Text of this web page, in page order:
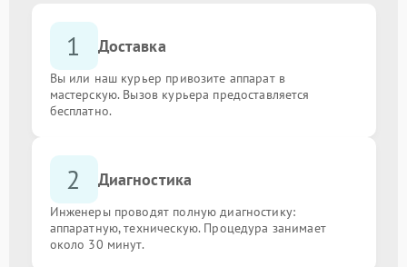
1 Доставка
Вы или наш курьер привозите аппарат в
мастерскую. Вызов курьера предоставляется
бесплатно.
2 Диагностика
Инженеры проводят полную диагностику:
аппаратную, техническую. Процедура занимает
около 30 минут.